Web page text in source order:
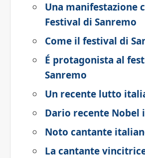
Una manifestazione
Festival di Sanremo
Come il festival di
É protagonista al
Sanremo
Un recente lutto
Dario recente Nobel
Noto cantante
La cantante